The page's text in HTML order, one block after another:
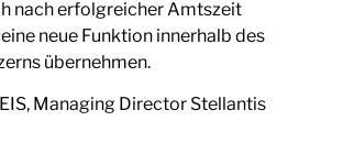
nach erfolgreicher Amtszeit
neue Funktion innerhalb des
übernehmen.
Managing Director Stellantis